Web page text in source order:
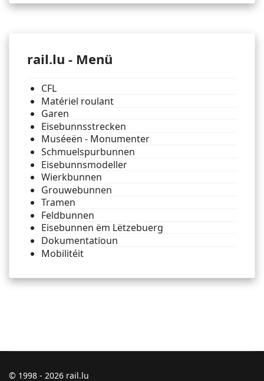
rail.lu - Menü
CFL
Matériel roulant
Garen
Eisebunnsstrecken
Muséeën - Monumenter
Schmuelspurbunnen
Eisebunnsmodeller
Wierkbunnen
Grouwebunnen
Tramen
Feldbunnen
Eisebunnen ëm Lëtzebuerg
Dokumentatioun
Mobilitéit
© 1998 - 2026 rail.lu